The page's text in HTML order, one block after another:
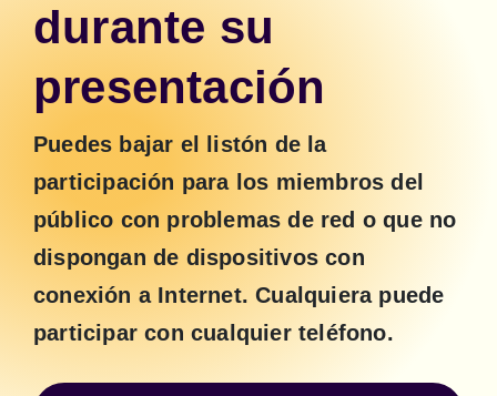
durante su
presentación
Puedes bajar el listón de la
participación para los miembros del
público con problemas de red o que no
dispongan de dispositivos con
conexión a Internet. Cualquiera puede
participar con cualquier teléfono.